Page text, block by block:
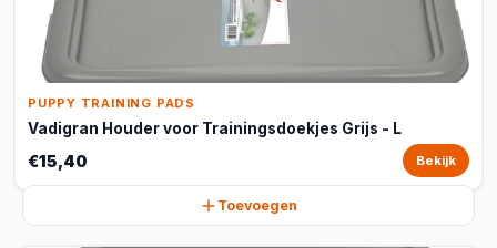
PUPPY TRAINING PADS
Vadigran Houder voor Trainingsdoekjes Grijs - L
€15,40 Bekijk
Toevoegen